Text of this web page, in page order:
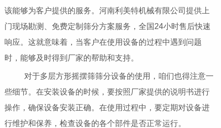
该能够为客户提供的服务。河南利美特机械有限公司提供上
门现场勘测、免费定制筛分方案服务，全国24小时售后快速
响应。这就意味着，当客户在使用设备的过程中遇到问题
时，能够及时得到厂家的帮助和支持。
对于多层方形摇摆筛筛分设备的使用，咱们也得注意一
些细节。在安装设备的时候，要按照厂家提供的说明书进行
操作，确保设备安装正确。在使用过程中，要定期对设备进
行维护和保养，检查设备的各个部件是否正常运行。